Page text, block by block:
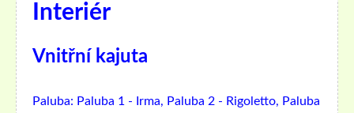
Interiér
Vnitřní kajuta
Paluba: Paluba 1 - Irma, Paluba 2 - Rigoletto, Paluba